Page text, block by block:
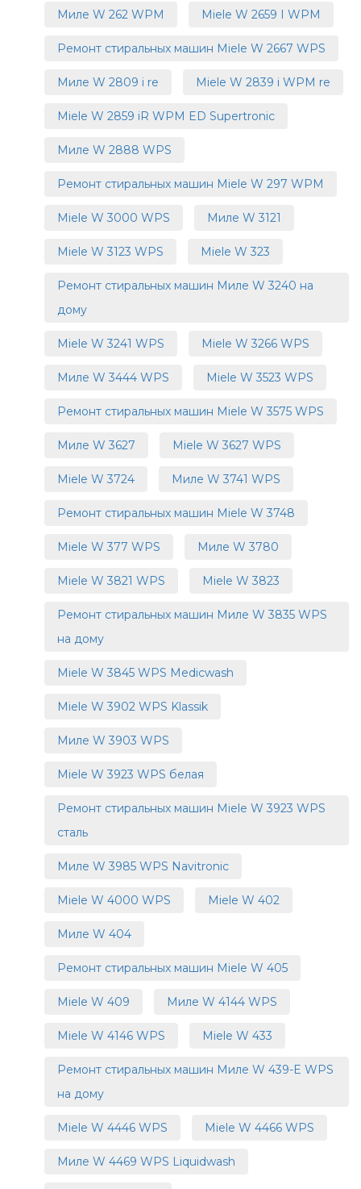
Миле W 262 WPM Miele W 2659 I WPM
Ремонт стиральных машин Miele W 2667 WPS
Миле W 2809 i re Miele W 2839 i WPM re
Miele W 2859 iR WPM ED Supertronic
Миле W 2888 WPS
Ремонт стиральных машин Miele W 297 WPM
Miele W 3000 WPS Миле W 3121
Miele W 3123 WPS Miele W 323
Ремонт стиральных машин Миле W 3240 на
дому
Miele W 3241 WPS Miele W 3266 WPS
Миле W 3444 WPS Miele W 3523 WPS
Ремонт стиральных машин Miele W 3575 WPS
Миле W 3627 Miele W 3627 WPS
Miele W 3724 Миле W 3741 WPS
Ремонт стиральных машин Miele W 3748
Miele W 377 WPS Миле W 3780
Miele W 3821 WPS Miele W 3823
Ремонт стиральных машин Миле W 3835 WPS
на дому
Miele W 3845 WPS Medicwash
Miele W 3902 WPS Klassik
Миле W 3903 WPS
Miele W 3923 WPS белая
Ремонт стиральных машин Miele W 3923 WPS
сталь
Миле W 3985 WPS Navitronic
Miele W 4000 WPS Miele W 402
Миле W 404
Ремонт стиральных машин Miele W 405
Miele W 409 Миле W 4144 WPS
Miele W 4146 WPS Miele W 433
Ремонт стиральных машин Миле W 439-E WPS
на дому
Miele W 4446 WPS Miele W 4466 WPS
Миле W 4469 WPS Liquidwash